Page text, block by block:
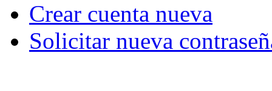
Crear cuenta nueva
Solicitar nueva